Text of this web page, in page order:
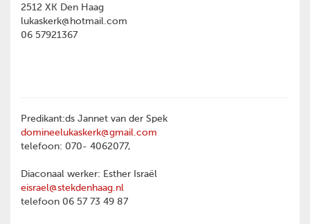
2512 XK Den Haag
lukaskerk@hotmail.com
06 57921367
Predikant:ds Jannet van der Spek
domineelukaskerk@gmail.com
telefoon: 070- 4062077,
Diaconaal werker: Esther Israël
eisrael@stekdenhaag.nl
telefoon 06 57 73 49 87